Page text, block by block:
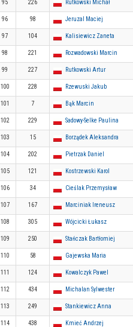
95 226 Rutkowski Michał
96 98 Jeruzal Maciej
97 104 Kalisiewicz Zaneta
98 221 Rozwadowski Marcin
99 227 Rutkowski Artur
100 228 Rzewuski Jakub
101 7 Bąk Marcin
102 229 Sadowy-Selke Paulina
103 15 Borządek Aleksandra
104 202 Pietrzak Daniel
105 121 Kostrzewski Karol
106 34 Cieślak Przemysław
107 167 Marciniak Ireneusz
108 305 Wójcicki Łukasz
109 250 Stańczak Bartłomiej
110 58 Gajewska Maria
111 124 Kowalczyk Pawel
112 434 Michalan Sylwester
113 249 Stankiewicz Anna
114 438 Kmieć Andrzej